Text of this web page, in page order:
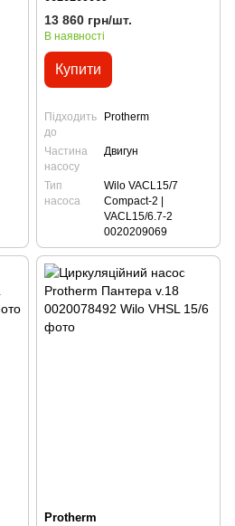
13 860 грн/шт.
В наявності
Купити
Підходить
до
Protherm
Частина
насосу
Двигун
Тип
насоса
Wilo VACL15/7
Compact-2 |
VACL15/6.7-2
0020209069
Protherm